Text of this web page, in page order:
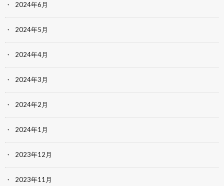
2024年6月
2024年5月
2024年4月
2024年3月
2024年2月
2024年1月
2023年12月
2023年11月